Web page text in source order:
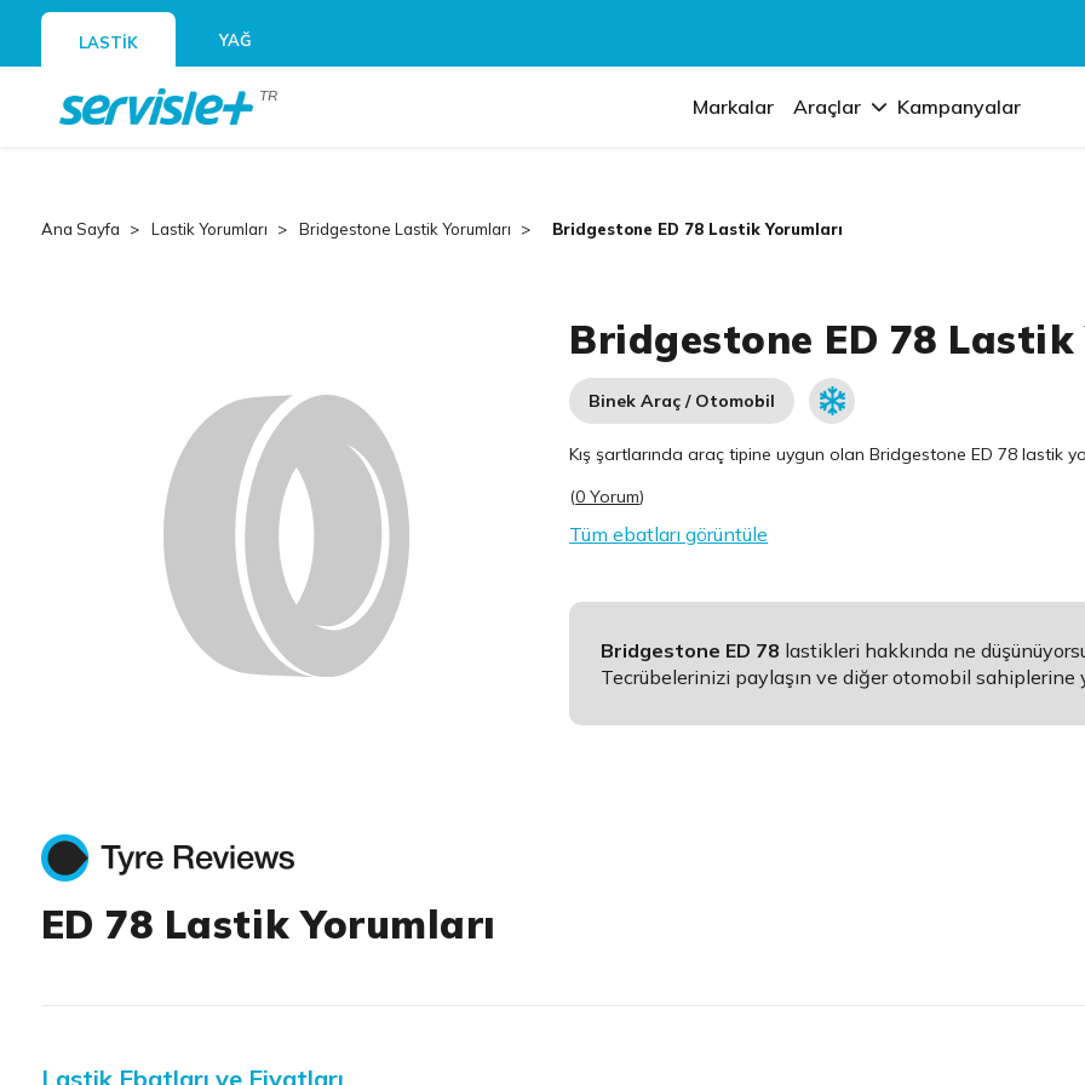
LASTİK YAĞ
TR Markalar Araçlar Kampanyalar
Ana Sayfa Lastik Yorumları Bridgestone Lastik Yorumları Bridgestone ED 78 Lastik Yorumları
Bridgestone ED 78 Lastik
Binek Araç / Otomobil
Kış şartlarında araç tipine uygun olanBridgestone ED 78 lastik
(0 Yorum)
Tüm ebatları görüntüle
Bridgestone ED 78 lastikleri hakkında ne
Tecrübelerinizi paylaşın ve diğer otomobil sahiplerine
ED 78 Lastik Yorumları
Lastik Ebatları ve Fiyatları